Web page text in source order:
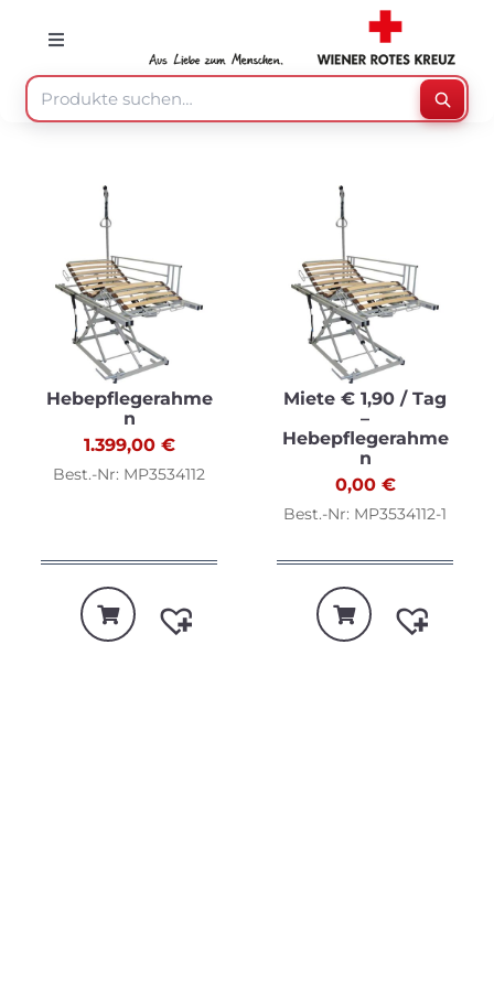
content
Toggle
Navigation
Warenkorb
Speisenzusteller
Medizinprodukte
Sonstiges
Suche
Hebepflegerahme
n
1.399,00 €
Best.-Nr: MP3534112
Miete € 1,90 / Tag
–
Hebepflegerahme
n
0,00 €
Best.-Nr: MP3534112-1